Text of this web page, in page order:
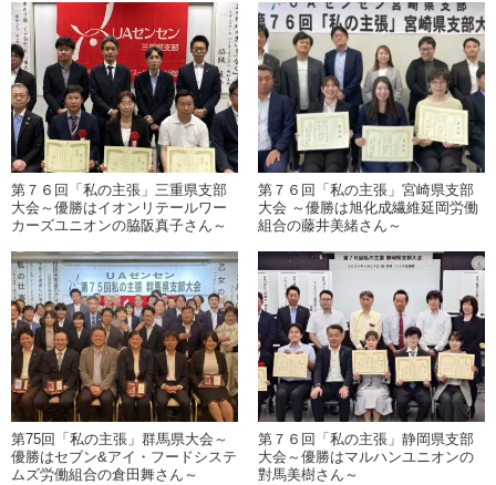
第７６回「私の主張」三重県支部
大会～優勝はイオンリテールワー
カーズユニオンの脇阪真子さん～
第７６回「私の主張」宮崎県支部
大会 ～優勝は旭化成繊維延岡労働
組合の藤井美緒さん～
第75回「私の主張」群馬県大会～
優勝はセブン&アイ・フードシステ
ムズ労働組合の倉田舞さん～
第７６回「私の主張」静岡県支部
大会～優勝はマルハンユニオンの
對馬美樹さん～